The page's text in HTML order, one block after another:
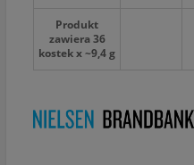
Produkt
zawiera 36
kostek x ~9,4 g